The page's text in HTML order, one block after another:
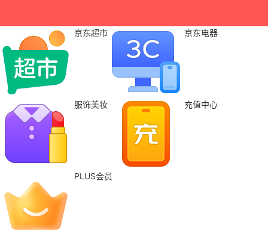
京东超市 京东电器
服饰美妆 充值中心
PLUS会员